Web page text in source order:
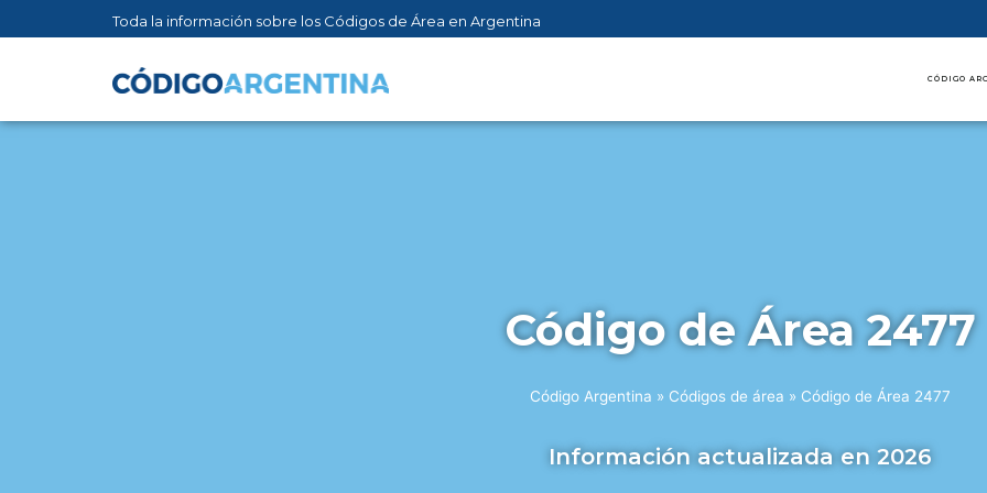
Toda la información sobre los Códigos de Área en Argentina
CÓDIGO
Código de Área 2477
Código Argentina » Códigos de área » Código de Área 2477
Información actualizada en 2026